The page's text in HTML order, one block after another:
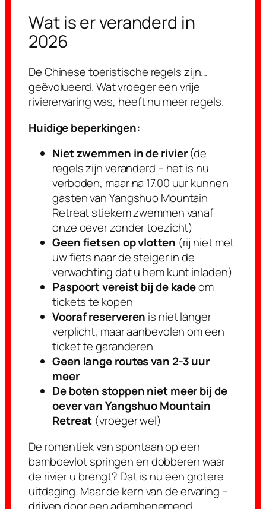
Wat is er veranderd in
2026
De Chinese toeristische regels zijn…
geëvolueerd. Wat vroeger een vrije
rivierervaring was, heeft nu meer regels.
Huidige beperkingen:
Niet zwemmen in de rivier(de
regels zijn veranderd – het is nu
verboden, maar na 17.00 uur kunnen
gasten van Yangshuo Mountain
Retreat stiekem zwemmen vanaf
onze oever zonder toezicht)
Geen fietsen op vlotten (rij niet met
uw fiets naar de steiger in de
verwachting dat u hem kunt inladen)
Paspoort vereist bij de kadeom
tickets te kopen
Vooraf reserveren is niet langer
verplicht, maar aanbevolen om een
ticket te garanderen
Geen lange routes van 2-3 uur
meer
De boten stoppen niet meer bij de
oever van Yangshuo Mountain
Retreat (vroeger wel)
De romantiek van spontaan op een
bamboevlot springen en dobberen waar
de rivier u brengt? Dat is nu een grotere
uitdaging. Maar de kern van de ervaring –